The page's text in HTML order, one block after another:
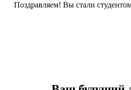
Поздравляем! Вы стали